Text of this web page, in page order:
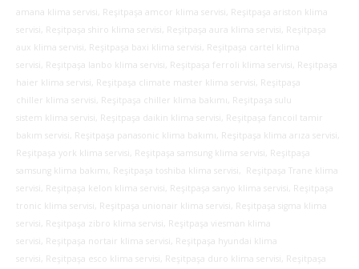
amana klima servisi, Reşitpaşa amcor klima servisi, Reşitpaşa ariston klima
servisi, Reşitpaşa shiro klima servisi, Reşitpaşa aura klima servisi, Reşitpaşa
aux klima servisi, Reşitpaşa baxi klima servisi, Reşitpaşa cartel klima
servisi, Reşitpaşa lanbo klima servisi, Reşitpaşa ferroli klima servisi, Reşitpaşa
haier klima servisi, Reşitpaşa climate master klima servisi, Reşitpaşa
chiller klima servisi, Reşitpaşa chiller klima bakımı, Reşitpaşa sulu
sistem klima servisi, Reşitpaşa daikin klima servisi, Reşitpaşa fancoil tamir
bakım servisi, Reşitpaşa panasonic klima bakımı, Reşitpaşa klima arıza servisi,
Reşitpaşa york klima servisi, Reşitpaşa samsung klima servisi, Reşitpaşa
samsung klima bakımı, Reşitpaşa toshiba klima servisi, Reşitpaşa Trane klima
servisi, Reşitpaşa kelon klima servisi, Reşitpaşa sanyo klima servisi, Reşitpaşa
tronic klima servisi, Reşitpaşa unionair klima servisi, Reşitpaşa sigma klima
servisi, Reşitpaşa zibro klima servisi, Reşitpaşa viesman klima
servisi, Reşitpaşa nortair klima servisi, Reşitpaşa hyundai klima
servisi, Reşitpaşa esco klima servisi, Reşitpaşa duro klima servisi, Reşitpaşa